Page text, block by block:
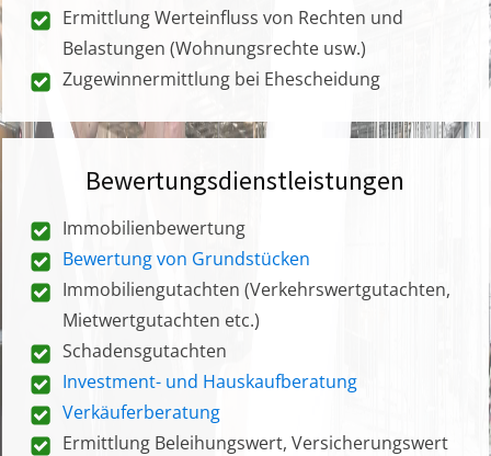
Ermittlung Werteinfluss von Rechten und
Belastungen (Wohnungsrechte usw.)
Zugewinnermittlung bei Ehescheidung
Bewertungsdienstleistungen
Immobilienbewertung
Bewertung von Grundstücken
Immobiliengutachten (Verkehrswertgutachten,
Mietwertgutachten etc.)
Schadensgutachten
Investment- und Hauskaufberatung
Verkäuferberatung
Ermittlung Beleihungswert, Versicherungswert